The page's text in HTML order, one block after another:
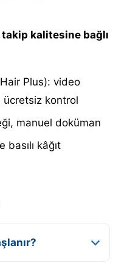
kalitesine bağlı
Plus): video
ücretsiz kontrol
manuel doküman
kâğıt